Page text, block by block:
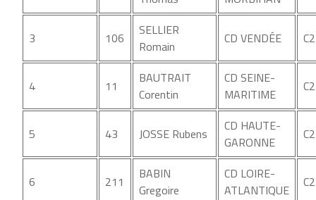
3 106
SELLIER
Romain
CD VENDÉE C2
4 11
BAUTRAIT
Corentin
CD SEINE-
MARITIME
C2
5 43 JOSSE Rubens
CD HAUTE-
GARONNE
C2
6 211
BABIN
Gregoire
CD LOIRE-
ATLANTIQUE
C2